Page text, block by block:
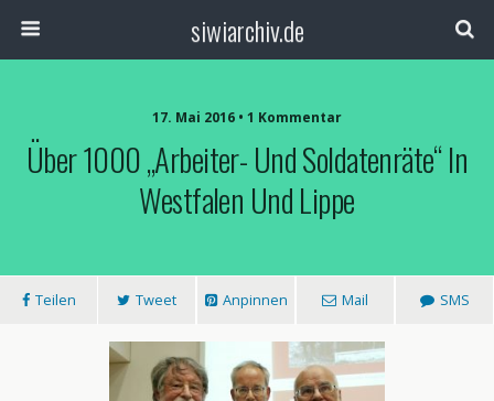
siwiarchiv.de
17. Mai 2016 • 1 Kommentar
Über 1000 „Arbeiter- Und Soldatenräte“ In
Westfalen Und Lippe
Teilen Tweet Anpinnen Mail SMS